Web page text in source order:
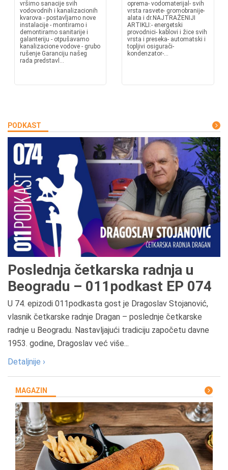
vršimo sanacije svih
vodovodnih i kanalizacionih
kvarova - postavljamo nove
instalacije - montiramo i
demontiramo sanitarije i
galanteriju - otpušavamo
kanalizacione vodove - grubo
rušenje Garanciju našeg
rada predstavl...
oprema- vodomaterijal- svih
vrsta rasvete- gromobranije-
alata i dr.NAJTRAŽENIJI
ARTIKLI:- energetski
provodnici- kablovi i žice svih
vrsta i preseka- automatski i
topljivi osigurači-
kondenzator-...
PODKAST
Poslednja četkarska radnja u
Beogradu – 011podkast EP 074
U 74. epizodi 011podkasta gost je Dragoslav Stojanović,
vlasnik četkarske radnje Dragan – poslednje četkarske
radnje u Beogradu. Nastavljajući tradiciju započetu davne
1953. godine, Dragoslav već više...
Detaljnije ›
MAGAZIN